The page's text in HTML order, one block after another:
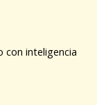
con inteligencia